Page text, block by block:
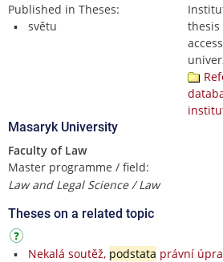
Published in Theses:
světu
Masaryk University
Faculty of Law
Master programme / field:
Law and Legal Science / Law
Theses on a related topic
Nekalá soutěž, podstata právní